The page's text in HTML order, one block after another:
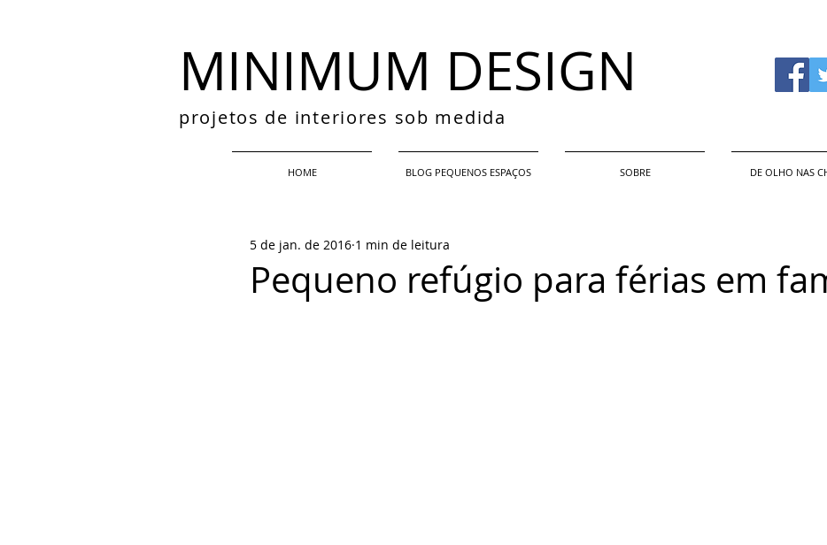
MINIMUM DESIGN
projetos de interiores sob medida
HOME BLOG PEQUENOS ESPAÇOS SOBRE DE OLHO NAS
Pequeno refúgio para férias em
5 de jan. de 2016 1 min de leitura